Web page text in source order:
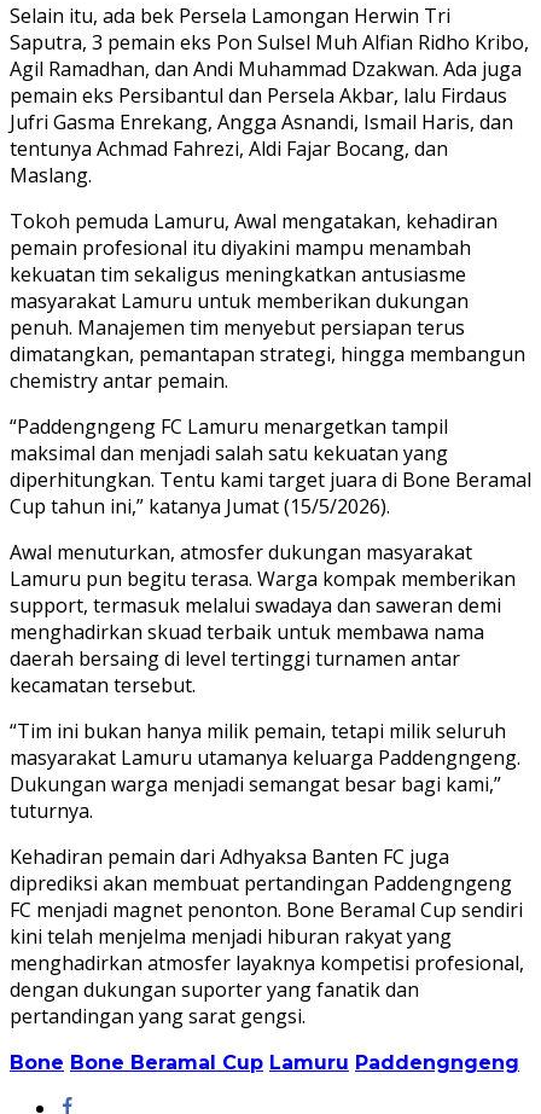
Selain itu, ada bek Persela Lamongan Herwin Tri
Saputra, 3 pemain eks Pon Sulsel Muh Alfian Ridho Kribo,
Agil Ramadhan, dan Andi Muhammad Dzakwan. Ada juga
pemain eks Persibantul dan Persela Akbar, lalu Firdaus
Jufri Gasma Enrekang, Angga Asnandi, Ismail Haris, dan
tentunya Achmad Fahrezi, Aldi Fajar Bocang, dan
Maslang.
Tokoh pemuda Lamuru, Awal mengatakan, kehadiran
pemain profesional itu diyakini mampu menambah
kekuatan tim sekaligus meningkatkan antusiasme
masyarakat Lamuru untuk memberikan dukungan
penuh. Manajemen tim menyebut persiapan terus
dimatangkan, pemantapan strategi, hingga membangun
chemistry antar pemain.
“Paddengngeng FC Lamuru menargetkan tampil
maksimal dan menjadi salah satu kekuatan yang
diperhitungkan. Tentu kami target juara di Bone Beramal
Cup tahun ini,” katanya Jumat (15/5/2026).
Awal menuturkan, atmosfer dukungan masyarakat
Lamuru pun begitu terasa. Warga kompak memberikan
support, termasuk melalui swadaya dan saweran demi
menghadirkan skuad terbaik untuk membawa nama
daerah bersaing di level tertinggi turnamen antar
kecamatan tersebut.
“Tim ini bukan hanya milik pemain, tetapi milik seluruh
masyarakat Lamuru utamanya keluarga Paddengngeng.
Dukungan warga menjadi semangat besar bagi kami,”
tuturnya.
Kehadiran pemain dari Adhyaksa Banten FC juga
diprediksi akan membuat pertandingan Paddengngeng
FC menjadi magnet penonton. Bone Beramal Cup sendiri
kini telah menjelma menjadi hiburan rakyat yang
menghadirkan atmosfer layaknya kompetisi profesional,
dengan dukungan suporter yang fanatik dan
pertandingan yang sarat gengsi.
Bone Bone Beramal Cup Lamuru Paddengngeng